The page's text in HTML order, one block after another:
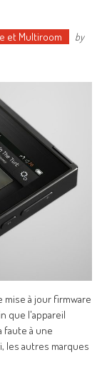
et Multiroom
by
à jour firmware
que l'appareil
faute à une
les autres marques